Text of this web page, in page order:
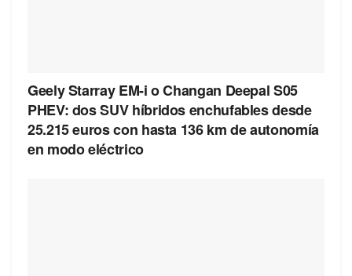
Geely Starray EM-i o Changan Deepal S05
PHEV: dos SUV híbridos enchufables desde
25.215 euros con hasta 136 km de autonomía
en modo eléctrico